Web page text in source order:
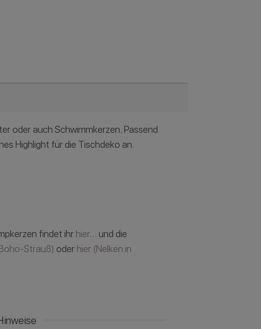
oder auch Schwimmkerzen. Passend
Highlight für die Tischdeko an.
findet ihr hier… und die
Strauß) oder hier (Nelken in